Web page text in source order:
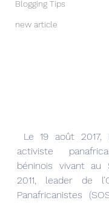
Blogging Tips
new article
activiste
béninois vivant au
2011, leader de
Panafricanistes